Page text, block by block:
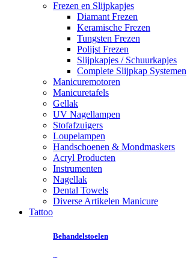
Frezen en Slijpkapjes
Diamant Frezen
Keramische Frezen
Tungsten Frezen
Polijst Frezen
Slijpkapjes / Schuurkapjes
Complete Slijpkap Systemen
Manicuremotoren
Manicuretafels
Gellak
UV Nagellampen
Stofafzuigers
Loupelampen
Handschoenen & Mondmaskers
Acryl Producten
Instrumenten
Nagellak
Dental Towels
Diverse Artikelen Manicure
Tattoo
Behandelstoelen